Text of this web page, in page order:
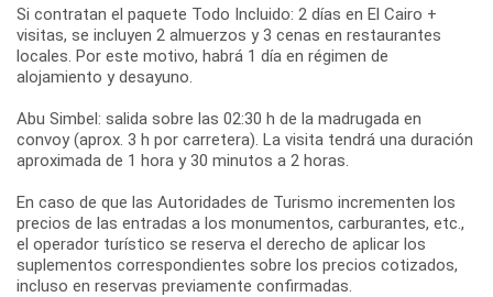
Si contratan el paquete Todo Incluido: 2 días en El Cairo +
visitas, se incluyen 2 almuerzos y 3 cenas en restaurantes
locales. Por este motivo, habrá 1 día en régimen de
alojamiento y desayuno.
Abu Simbel: salida sobre las 02:30 h de la madrugada en
convoy (aprox. 3 h por carretera). La visita tendrá una duración
aproximada de 1 hora y 30 minutos a 2 horas.
En caso de que las Autoridades de Turismo incrementen los
precios de las entradas a los monumentos, carburantes, etc.,
el operador turístico se reserva el derecho de aplicar los
suplementos correspondientes sobre los precios cotizados,
incluso en reservas previamente confirmadas.